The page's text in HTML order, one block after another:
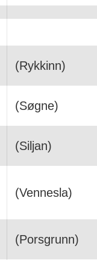
(Rykkinn)
(Søgne)
(Siljan)
(Vennesla)
(Porsgrunn)